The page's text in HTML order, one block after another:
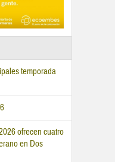
temporada
ofrecen cuatro
en Dos